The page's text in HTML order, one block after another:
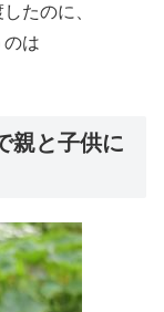
たのに、
は
親と子供に